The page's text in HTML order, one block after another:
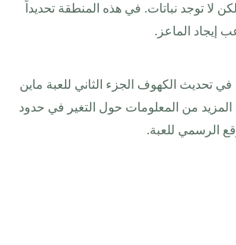
لا توجد نباتات. في هذه المنطقة تحديداً
إيجاد الماعز .
في تحديث الكهوف الجزء الثاني للعبة ماين
المزيد من المعلومات حول التغير في حدود
الرسمي للعبة.